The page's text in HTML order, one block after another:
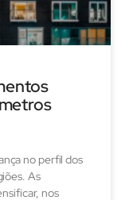
no perfil dos
As
nos